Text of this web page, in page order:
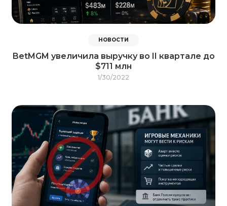
НОВОСТИ
BetMGM увеличила выручку во II квартале до
$711 млн
1/30/2022